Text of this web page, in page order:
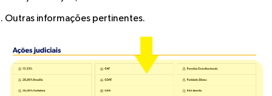
Outras informações pertinentes.